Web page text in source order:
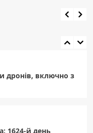
дронів, включно з
1624-й день